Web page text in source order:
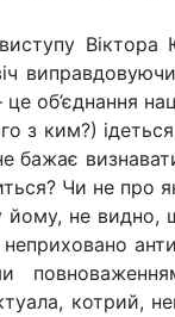
об’єднання
з ким?)
бажає
Чи не про
не видно,
котрий,